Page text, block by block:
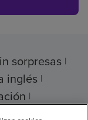
sorpresas
inglés